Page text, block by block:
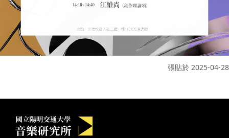
張貼於 2025-04-28
國立陽明交通大學音樂研究所